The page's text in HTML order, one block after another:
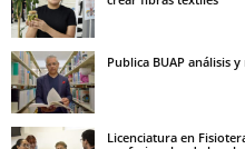
Publica BUAP análisis
Licenciatura en